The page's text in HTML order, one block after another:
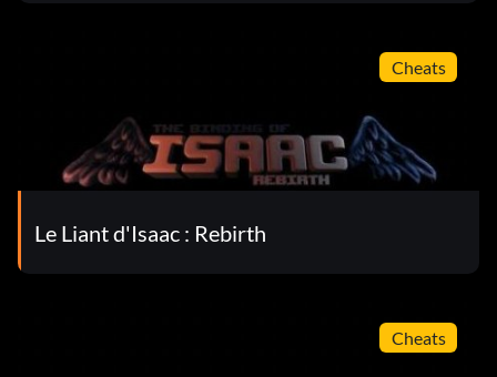
Cheats
Le Liant d'Isaac : Rebirth
Cheats